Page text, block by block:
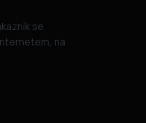
se
na